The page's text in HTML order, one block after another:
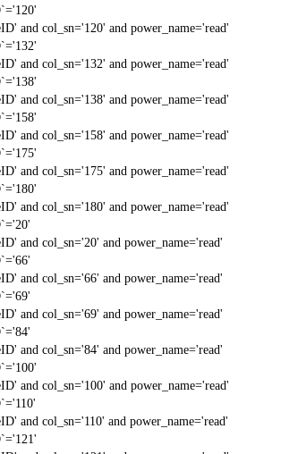
and col_sn='120' and power_name='read'
and col_sn='132' and power_name='read'
and col_sn='138' and power_name='read'
and col_sn='158' and power_name='read'
and col_sn='175' and power_name='read'
and col_sn='180' and power_name='read'
and col_sn='20' and power_name='read'
and col_sn='66' and power_name='read'
and col_sn='69' and power_name='read'
and col_sn='84' and power_name='read'
and col_sn='100' and power_name='read'
and col_sn='110' and power_name='read'